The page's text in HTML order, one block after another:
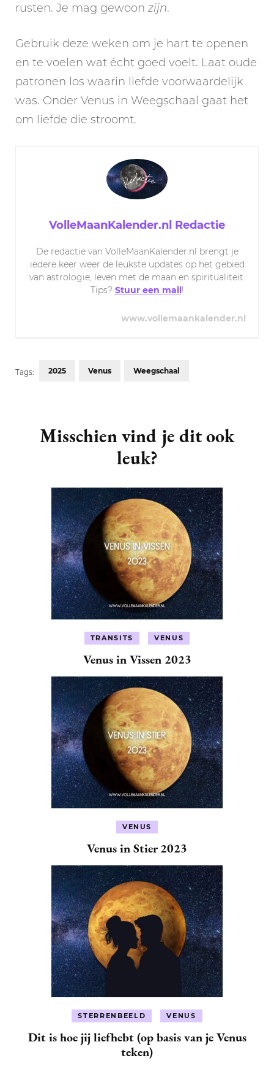
rusten. Je mag gewoon zijn.
Gebruik deze weken om je hart te openen
en te voelen wat écht goed voelt. Laat oude
patronen los waarin liefde voorwaardelijk
was. Onder Venus in Weegschaal gaat het
om liefde die stroomt.
VolleMaanKalender.nl Redactie
De redactie van VolleMaanKalender.nl brengt je
iedere keer weer de leukste updates op het gebied
van astrologie, leven met de maan en spiritualiteit.
Tips? Stuur een mail !
www.vollemaankalender.nl
Tags: 2025 Venus Weegschaal
Navigation
Misschien vind je dit ook
leuk?
TRANSITS VENUS
Venus in Vissen 2023
VENUS
Venus in Stier 2023
STERRENBEELD VENUS
Dit is hoe jij liefhebt (op basis van je Venus
teken)